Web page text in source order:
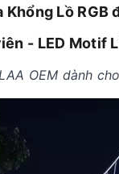
Khổng Lồ
- LED Motif
OEM dành